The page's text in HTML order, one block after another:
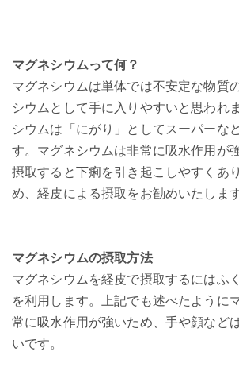
マグネシウムって何？
マグネシウムは単体では不安定な物質
シウムとして手に入りやすいと思われ
シウムは「にがり」としてスーパーな
す。マグネシウムは非常に吸水作用が
摂取すると下痢を引き起こしやすくあ
め、経皮による摂取をお勧めいたします
マグネシウムの摂取方法
マグネシウムを経皮で摂取するにはふ
を利用します。上記でも述べたように
常に吸水作用が強いため、手や顔など
いです。